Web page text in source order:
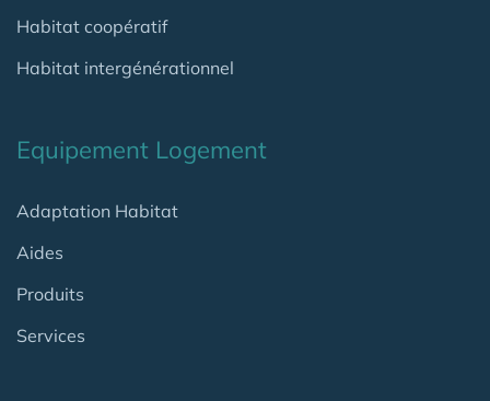
Habitat coopératif
Habitat intergénérationnel
Equipement Logement
Adaptation Habitat
Aides
Produits
Services